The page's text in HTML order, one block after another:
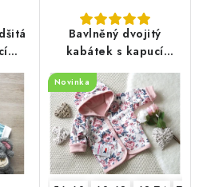
Bavlněný dvojitý
kabátek s kapucí
pudrově růžový, květy
Novinka